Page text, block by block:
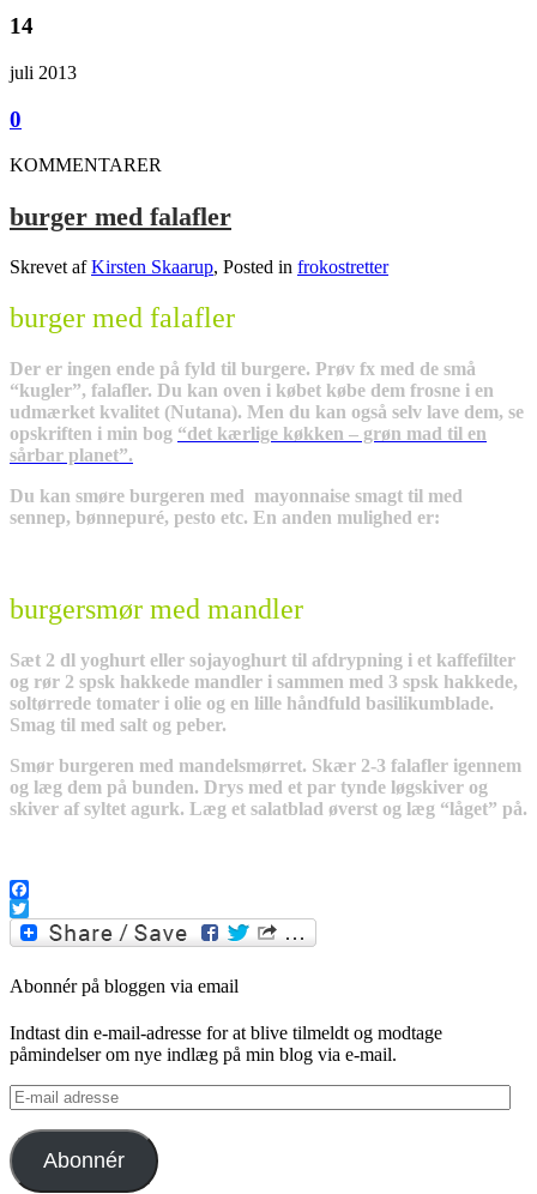
14
juli 2013
0
KOMMENTARER
burger med falafler
Skrevet afKirsten Skaarup, Posted in frokostretter
burger med falafler
Der er ingen ende på fyld til burgere. Prøv fx med de små
“kugler”, falafler. Du kan oven i købet købe dem frosne i en
udmærket kvalitet (Nutana). Men du kan også selv lave dem, se
opskriften i min bog “det kærlige køkken – grøn mad til en
sårbar planet”.
Du kan smøre burgeren med mayonnaise smagt til med
sennep, bønnepuré, pesto etc. En anden mulighed er:
burgersmør med mandler
Sæt 2 dl yoghurt eller sojayoghurt til afdrypning i et kaffefilter
og rør 2 spsk hakkede mandler i sammen med 3 spsk hakkede,
soltørrede tomater i olie og en lille håndfuld basilikumblade.
Smag til med salt og peber.
Smør burgeren med mandelsmørret. Skær 2-3 falafler igennem
og læg dem på bunden. Drys med et par tynde løgskiver og
skiver af syltet agurk. Læg et salatblad øverst og læg “låget” på.
Facebook
Twitter
Abonnér på bloggen via email
Indtast din e-mail-adresse for at blive tilmeldt og modtage
påmindelser om nye indlæg på min blog via e-mail.
E-
mail
adresse
Abonnér